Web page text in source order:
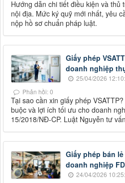
Hướng dẫn chi tiết điều kiện và thủ
nội địa. Mức ký quỹ mới nhất, yêu
nộp hồ sơ chuẩn pháp luật.
Giấy phép
doanh nghiệp
25/04/2026
Phản hồi: 0
Tại sao cần xin giấy phép
buộc và lợi ích tối ưu cho doanh
15/2018/NĐ-CP. Luật Nguyễn tư
Giấy phép bán
doanh nghiệp
24/04/2026